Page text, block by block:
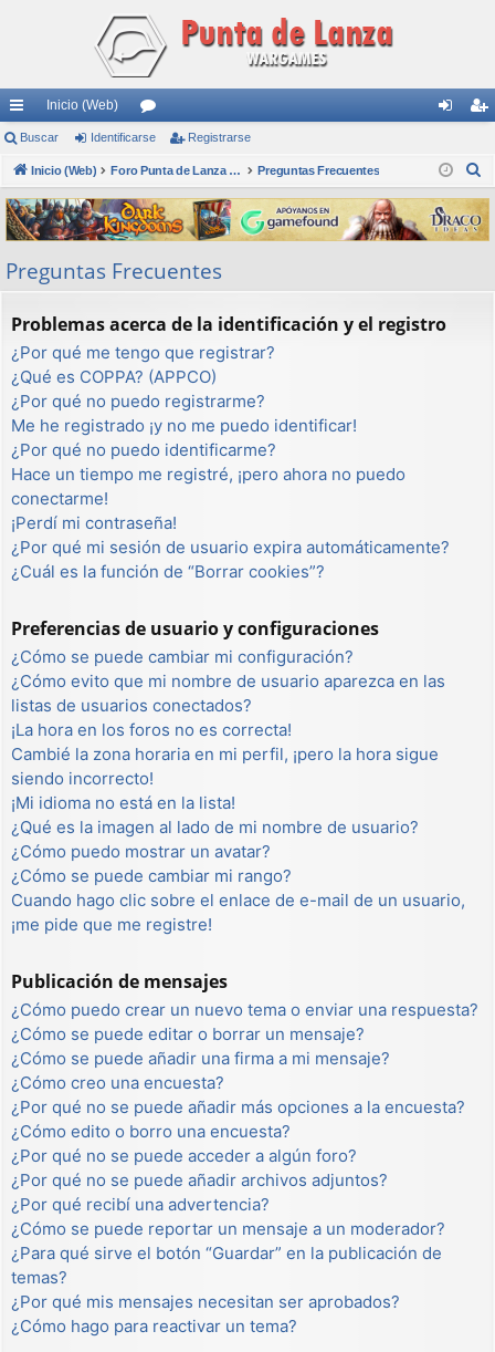
nl
ac
es
rá
pi
Inicio (Web)
or
os nti
fic
ar
ist
ra
rs
Buscar Identificarse Registrarse
Inicio (Web) Foro Punta de Lanza Wargames Preguntas Frecuentes
s
c
r
Preguntas Frecuentes
Problemas acerca de la identificación y el registro
¿Por qué me tengo que registrar?
¿Qué es COPPA? (APPCO)
¿Por qué no puedo registrarme?
Me he registrado ¡y no me puedo identificar!
¿Por qué no puedo identificarme?
Hace un tiempo me registré, ¡pero ahora no puedo
conectarme!
¡Perdí mi contraseña!
¿Por qué mi sesión de usuario expira automáticamente?
¿Cuál es la función de “Borrar cookies”?
Preferencias de usuario y configuraciones
¿Cómo se puede cambiar mi configuración?
¿Cómo evito que mi nombre de usuario aparezca en las
listas de usuarios conectados?
¡La hora en los foros no es correcta!
Cambié la zona horaria en mi perfil, ¡pero la hora sigue
siendo incorrecto!
¡Mi idioma no está en la lista!
¿Qué es la imagen al lado de mi nombre de usuario?
¿Cómo puedo mostrar un avatar?
¿Cómo se puede cambiar mi rango?
Cuando hago clic sobre el enlace de e-mail de un usuario,
¡me pide que me registre!
Publicación de mensajes
¿Cómo puedo crear un nuevo tema o enviar una respuesta?
¿Cómo se puede editar o borrar un mensaje?
¿Cómo se puede añadir una firma a mi mensaje?
¿Cómo creo una encuesta?
¿Por qué no se puede añadir más opciones a la encuesta?
¿Cómo edito o borro una encuesta?
¿Por qué no se puede acceder a algún foro?
¿Por qué no se puede añadir archivos adjuntos?
¿Por qué recibí una advertencia?
¿Cómo se puede reportar un mensaje a un moderador?
¿Para qué sirve el botón “Guardar” en la publicación de
temas?
¿Por qué mis mensajes necesitan ser aprobados?
¿Cómo hago para reactivar un tema?